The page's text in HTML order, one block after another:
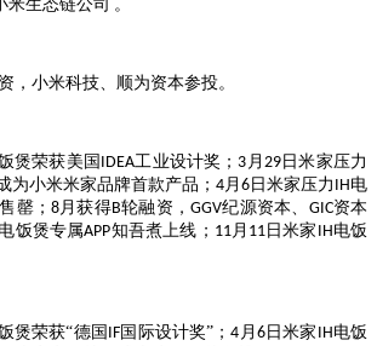
米生态链公司 。
，小米科技、顺为资本参投。
煲荣获美国 IDEA工业设计奖； 3 月 29日米家压力
为小米米家品牌首款产品； 4 月 6 日米家压力 IH 电
罄； 8月获得B轮融资， GGV纪源资本、 GIC资本
饭煲专属APP知吾煮上线； 11 月 11 日米家 IH 电饭
煲荣获“德国 IF 国际设计奖”；4 月 6日米家 IH 电饭